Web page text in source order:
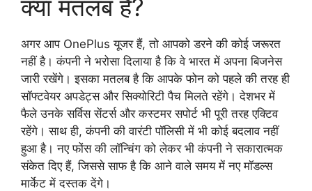
क्या मतलब है?
अगर आप OnePlus यूजर हैं, तो आपको डरने की कोई जरूरत
नहीं है। कंपनी ने भरोसा दिलाया है कि वे भारत में अपना बिजनेस
जारी रखेंगे। इसका मतलब है कि आपके फोन को पहले की तरह ही
सॉफ्टवेयर अपडेट्स और सिक्योरिटी पैच मिलते रहेंगे। देशभर में
फैले उनके सर्विस सेंटर्स और कस्टमर सपोर्ट भी पूरी तरह एक्टिव
रहेंगे। साथ ही, कंपनी की वारंटी पॉलिसी में भी कोई बदलाव नहीं
हुआ है। नए फोंस की लॉन्चिंग को लेकर भी कंपनी ने सकारात्मक
संकेत दिए हैं, जिससे साफ है कि आने वाले समय में नए मॉडल्स
मार्केट में दस्तक देंगे।